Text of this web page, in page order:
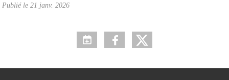
Publié le 21 janv. 2026